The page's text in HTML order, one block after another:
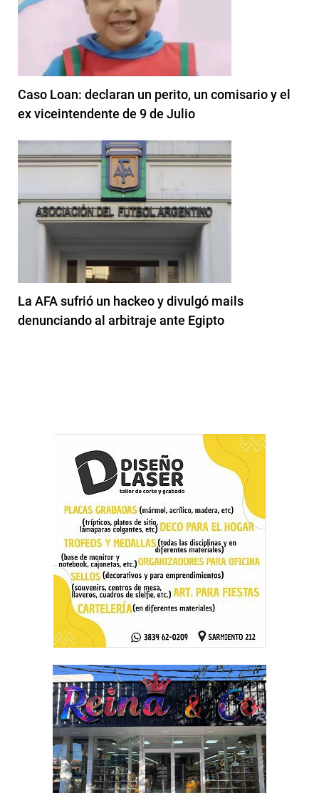
Caso Loan: declaran un perito, un comisario y el
ex viceintendente de 9 de Julio
La AFA sufrió un hackeo y divulgó mails
denunciando al arbitraje ante Egipto